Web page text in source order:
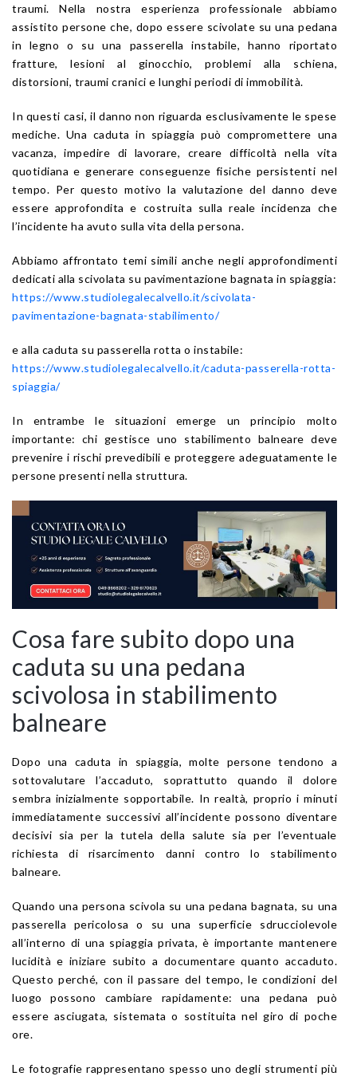
traumi. Nella nostra esperienza professionale abbiamo
assistito persone che, dopo essere scivolate su una pedana
in legno o su una passerella instabile, hanno riportato
fratture, lesioni al ginocchio, problemi alla schiena,
distorsioni, traumi cranici e lunghi periodi di immobilità.
In questi casi, il danno non riguarda esclusivamente le spese
mediche. Una caduta in spiaggia può compromettere una
vacanza, impedire di lavorare, creare difficoltà nella vita
quotidiana e generare conseguenze fisiche persistenti nel
tempo. Per questo motivo la valutazione del danno deve
essere approfondita e costruita sulla reale incidenza che
l’incidente ha avuto sulla vita della persona.
Abbiamo affrontato temi simili anche negli approfondimenti
dedicati alla scivolata su pavimentazione bagnata in spiaggia:
https://www.studiolegalecalvello.it/scivolata-
pavimentazione-bagnata-stabilimento/
e alla caduta su passerella rotta o instabile:
https://www.studiolegalecalvello.it/caduta-passerella-rotta-
spiaggia/
In entrambe le situazioni emerge un principio molto
importante: chi gestisce uno stabilimento balneare deve
prevenire i rischi prevedibili e proteggere adeguatamente le
persone presenti nella struttura.
Cosa fare subito dopo una
caduta su una pedana
scivolosa in stabilimento
balneare
Dopo una caduta in spiaggia, molte persone tendono a
sottovalutare l’accaduto, soprattutto quando il dolore
sembra inizialmente sopportabile. In realtà, proprio i minuti
immediatamente successivi all’incidente possono diventare
decisivi sia per la tutela della salute sia per l’eventuale
richiesta di risarcimento danni contro lo stabilimento
balneare.
Quando una persona scivola su una pedana bagnata, su una
passerella pericolosa o su una superficie sdrucciolevole
all’interno di una spiaggia privata, è importante mantenere
lucidità e iniziare subito a documentare quanto accaduto.
Questo perché, con il passare del tempo, le condizioni del
luogo possono cambiare rapidamente: una pedana può
essere asciugata, sistemata o sostituita nel giro di poche
ore.
Le fotografie rappresentano spesso uno degli strumenti più